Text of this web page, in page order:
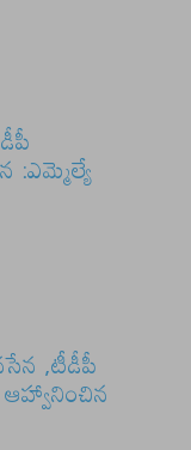
:ఎమ్మెల్యే
,టీడీపీ
ఆహ్వానించిన